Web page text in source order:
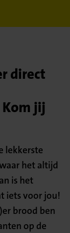
direct
jij
lekkerste
het altijd
is het
iets voor jou!
brood ben
op de